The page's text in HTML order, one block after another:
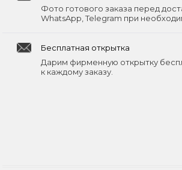
Фото готового заказа перед
WhatsApp, Telegram при
Бесплатная открытка
Дарим фирменную открытку
к каждому заказу.